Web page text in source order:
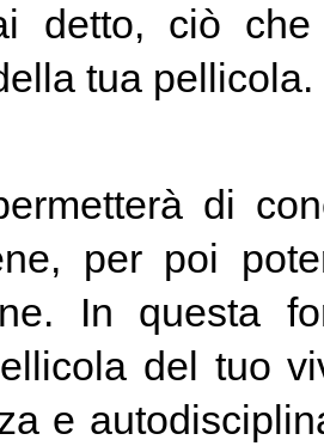
detto, ciò
tua pellicola.
di
per poi
In questa
del tuo
e